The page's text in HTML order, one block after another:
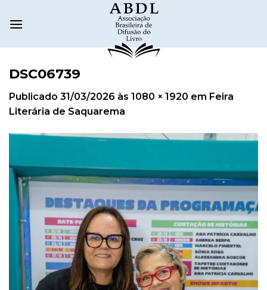
DSC06739
Publicado 31/03/2026 às 1080 × 1920 em Feira
Literária de Saquarema